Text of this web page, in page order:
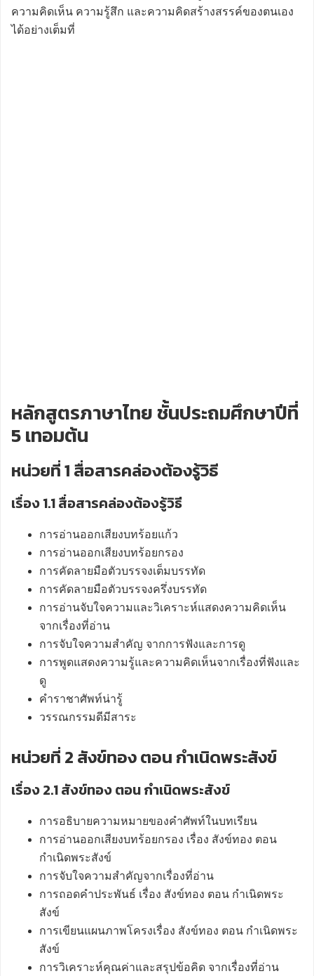
ความคิดเห็น ความรู้สึก และความคิดสร้างสรรค์ของตนเอง
ได้อย่างเต็มที่
หลักสูตรภาษาไทย ชั้นประถมศึกษาปีที่
5 เทอมต้น
หน่วยที่ 1 สื่อสารคล่องต้องรู้วิธี
เรื่อง 1.1 สื่อสารคล่องต้องรู้วิธี
การอ่านออกเสียงบทร้อยแก้ว
การอ่านออกเสียงบทร้อยกรอง
การคัดลายมือตัวบรรจงเต็มบรรทัด
การคัดลายมือตัวบรรจงครึ่งบรรทัด
การอ่านจับใจความและวิเคราะห์แสดงความคิดเห็น
จากเรื่องที่อ่าน
การจับใจความสำคัญ จากการฟังและการดู
การพูดแสดงความรู้และความคิดเห็นจากเรื่องที่ฟังและ
ดู
คำราชาศัพท์น่ารู้
วรรณกรรมดีมีสาระ
หน่วยที่ 2 สังข์ทอง ตอน กำเนิดพระสังข์
เรื่อง 2.1 สังข์ทอง ตอน กำเนิดพระสังข์
การอธิบายความหมายของคำศัพท์ในบทเรียน
การอ่านออกเสียงบทร้อยกรอง เรื่อง สังข์ทอง ตอน
กำเนิดพระสังข์
การจับใจความสำคัญจากเรื่องที่อ่าน
การถอดคำประพันธ์ เรื่อง สังข์ทอง ตอน กำเนิดพระ
สังข์
การเขียนแผนภาพโครงเรื่อง สังข์ทอง ตอน กำเนิดพระ
สังข์
การวิเคราะห์คุณค่าและสรุปข้อคิด จากเรื่องที่อ่าน